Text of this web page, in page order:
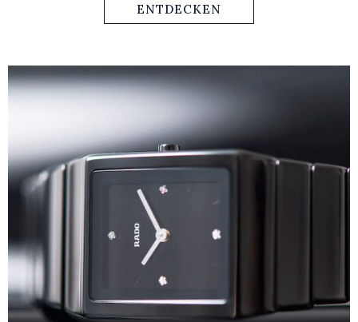
aus dem Jahr 1962 wurde kreativ neu interpretiert, aber
Vintage-Details beibehalten.
ENTDECKEN